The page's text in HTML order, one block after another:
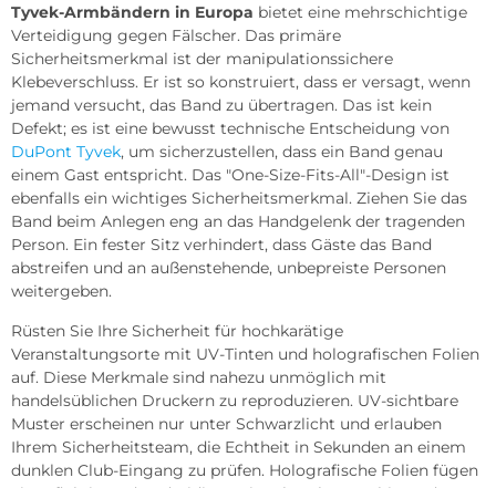
Tyvek-Armbändern in Europa bietet eine mehrschichtige
Verteidigung gegen Fälscher. Das primäre
Sicherheitsmerkmal ist der manipulationssichere
Klebeverschluss. Er ist so konstruiert, dass er versagt, wenn
jemand versucht, das Band zu übertragen. Das ist kein
Defekt; es ist eine bewusst technische Entscheidung von
DuPont Tyvek, um sicherzustellen, dass ein Band genau
einem Gast entspricht. Das "One-Size-Fits-All"-Design ist
ebenfalls ein wichtiges Sicherheitsmerkmal. Ziehen Sie das
Band beim Anlegen eng an das Handgelenk der tragenden
Person. Ein fester Sitz verhindert, dass Gäste das Band
abstreifen und an außenstehende, unbepreiste Personen
weitergeben.
Rüsten Sie Ihre Sicherheit für hochkarätige
Veranstaltungsorte mit UV-Tinten und holografischen Folien
auf. Diese Merkmale sind nahezu unmöglich mit
handelsüblichen Druckern zu reproduzieren. UV-sichtbare
Muster erscheinen nur unter Schwarzlicht und erlauben
Ihrem Sicherheitsteam, die Echtheit in Sekunden an einem
dunklen Club-Eingang zu prüfen. Holografische Folien fügen